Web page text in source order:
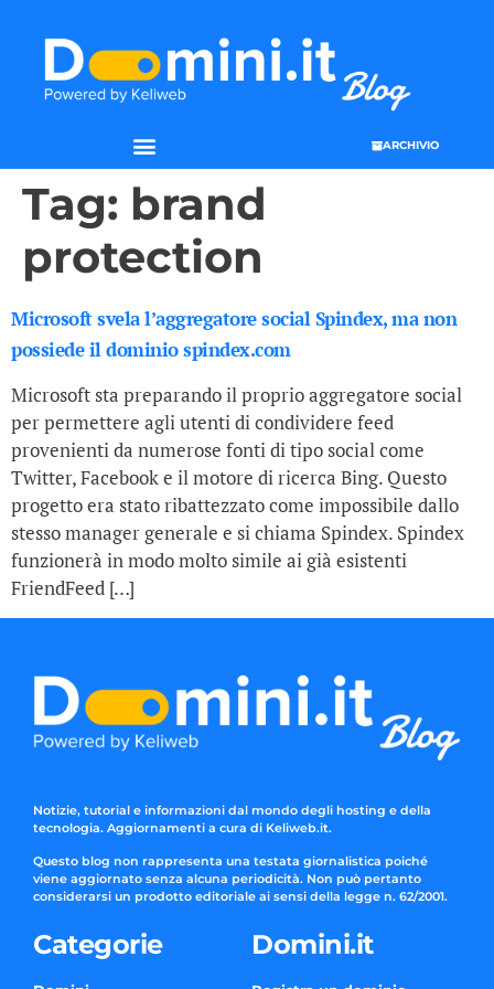
ARCHIVIO
Tag: brand
protection
Microsoft svela l’aggregatore social Spindex, ma non
possiede il dominio spindex.com
Microsoft sta preparando il proprio aggregatore social
per permettere agli utenti di condividere feed
provenienti da numerose fonti di tipo social come
Twitter, Facebook e il motore di ricerca Bing. Questo
progetto era stato ribattezzato come impossibile dallo
stesso manager generale e si chiama Spindex. Spindex
funzionerà in modo molto simile ai già esistenti
FriendFeed […]
Notizie, tutorial e informazioni dal mondo degli hosting e della
tecnologia. Aggiornamenti a cura di Keliweb.it.
Questo blog non rappresenta una testata giornalistica poiché
viene aggiornato senza alcuna periodicità. Non può pertanto
considerarsi un prodotto editoriale ai sensi della legge n. 62/2001.
Categorie Domini.it